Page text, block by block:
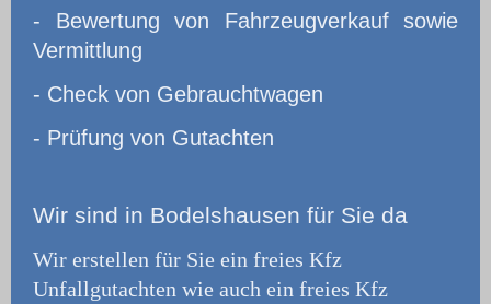
- Bewertung von Fahrzeugverkauf sowie
Vermittlung
- Check von Gebrauchtwagen
- Prüfung von Gutachten
Wir sind in Bodelshausen für Sie da
Wir erstellen für Sie ein freies Kfz
Unfallgutachten wie auch ein freies Kfz